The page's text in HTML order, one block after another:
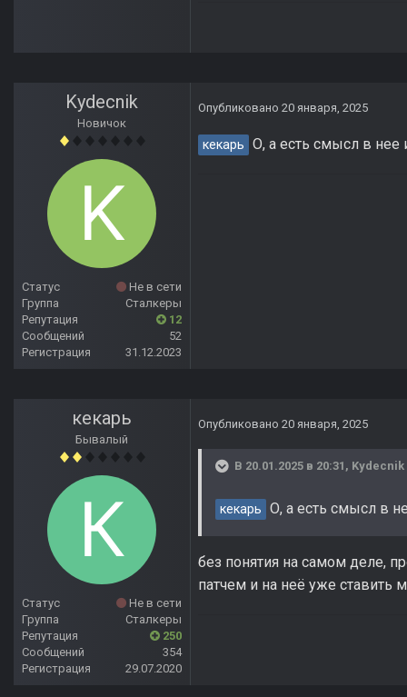
Kydecnik
Новичок
Статус
Не в сети
Группа
Сталкеры
Репутация
12
Сообщений
52
Регистрация
31.12.2023
Опубликовано 20 января, 2025
кекарь О, а есть смысл в нее
кекарь
Бывалый
Статус
Не в сети
Группа
Сталкеры
Репутация
250
Сообщений
354
Регистрация
29.07.2020
Опубликовано 20 января, 2025
В 20.01.2025 в 20:31, Kydecnik
кекарь О, а есть смысл в
без понятия на самом деле,
патчем и на неё уже ставить